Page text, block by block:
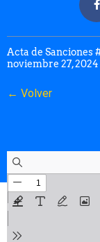
Acta de Sanciones
noviembre 27, 2024
← Volver